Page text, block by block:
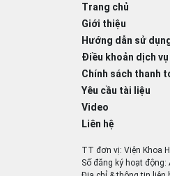
Trang chủ
Giới thiệu
Hướng dẫn sử
Điều khoản dịch vụ
Chính sách thanh
Yêu cầu tài liệu
Video
Liên hệ
TT đơn vị: Viện Khoa
Số đăng ký hoạt